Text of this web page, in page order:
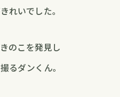
れいでした。
のこを発見し
るダンくん。